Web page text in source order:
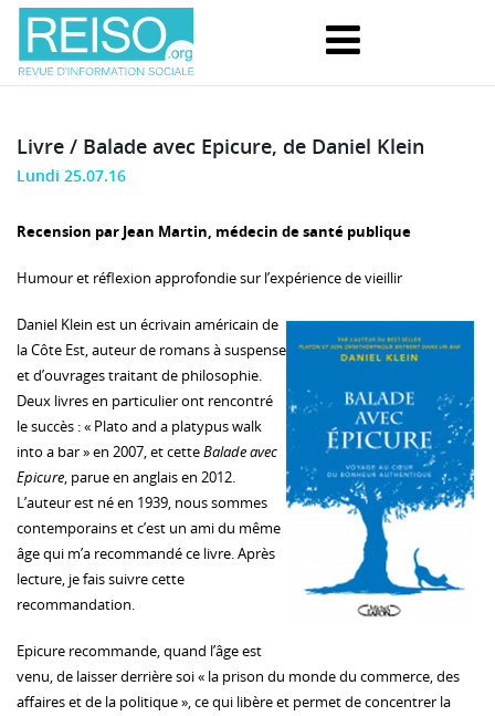
Livre / Balade avec Epicure, de Daniel Klein
Lundi 25.07.16
Recension par Jean Martin, médecin de santé publique
Humour et réflexion approfondie sur l’expérience de vieillir
Daniel Klein est un écrivain américain de
la Côte Est, auteur de romans à suspense
et d’ouvrages traitant de philosophie.
Deux livres en particulier ont rencontré
le succès : « Plato and a platypus walk
into a bar » en 2007, et cetteBalade avec
Epicure, parue en anglais en 2012.
L’auteur est né en 1939, nous sommes
contemporains et c’est un ami du même
âge qui m’a recommandé ce livre. Après
lecture, je fais suivre cette
recommandation.
Epicure recommande, quand l’âge est
venu, de laisser derrière soi « la prison du monde du commerce, des
affaires et de la politique », ce qui libère et permet de concentrer la